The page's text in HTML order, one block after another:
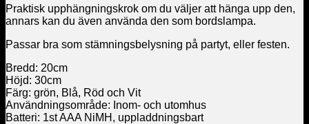
Praktisk upphängningskrok om du väljer att hänga upp den,
annars kan du även använda den som bordslampa.
Passar bra som stämningsbelysning på partyt, eller festen.
Bredd: 20cm
Höjd: 30cm
Färg: grön, Blå, Röd och Vit
Användningsområde: Inom- och utomhus
Batteri: 1st AAA NiMH, uppladdningsbart